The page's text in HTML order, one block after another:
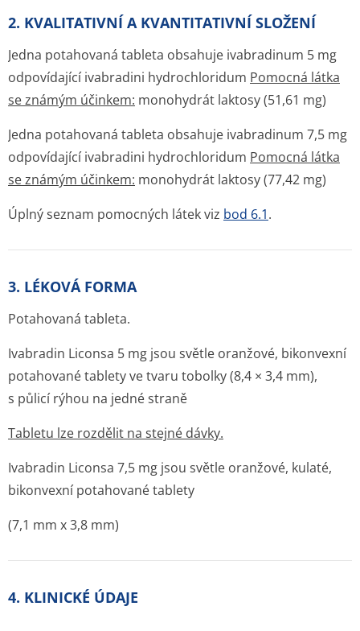
2. KVALITATIVNÍ A KVANTITATIVNÍ SLOŽENÍ
Jedna potahovaná tableta obsahuje ivabradinum 5 mg
odpovídající ivabradini hydrochloridum Pomocná látka
se známým účinkem: monohydrát laktosy (51,61 mg)
Jedna potahovaná tableta obsahuje ivabradinum 7,5 mg
odpovídající ivabradini hydrochloridum Pomocná látka
se známým účinkem: monohydrát laktosy (77,42 mg)
Úplný seznam pomocných látek viz bod 6.1.
3. LÉKOVÁ FORMA
Potahovaná tableta.
Ivabradin Liconsa 5 mg jsou světle oranžové, bikonvexní
potahované tablety ve tvaru tobolky (8,4 × 3,4 mm),
s půlicí rýhou na jedné straně
Tabletu lze rozdělit na stejné dávky.
Ivabradin Liconsa 7,5 mg jsou světle oranžové, kulaté,
bikonvexní potahované tablety
(7,1 mm x 3,8 mm)
4. KLINICKÉ ÚDAJE